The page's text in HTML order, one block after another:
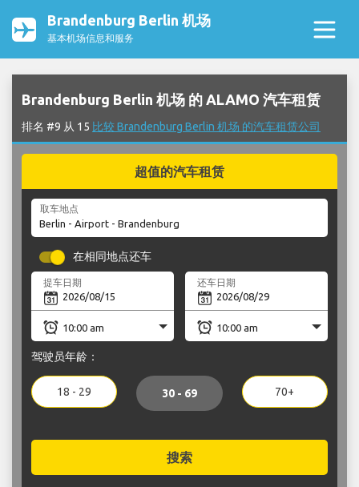
Brandenburg Berlin 机场
基本机场信息和服务
Brandenburg Berlin 机场 的 ALAMO 汽车租赁
排名 #9 从 15 比较 Brandenburg Berlin 机场 的汽车租赁公司
超值的汽车租赁
取车地点
在相同地点还车
提车日期 还车日期
驾驶员年龄：
18 - 29 30 - 69 70+
搜索